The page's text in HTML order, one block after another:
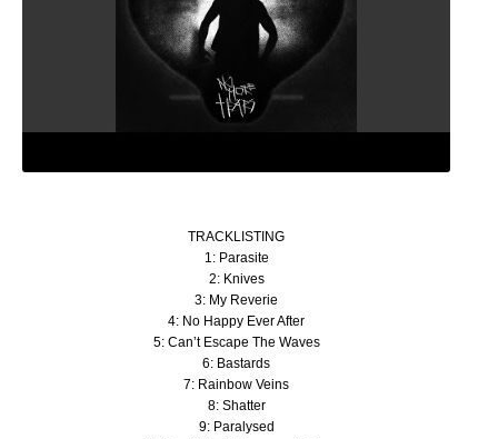
TRACKLISTING
1: Parasite
2: Knives
3: My Reverie
4: No Happy Ever After
5: Can’t Escape The Waves
6: Bastards
7: Rainbow Veins
8: Shatter
9: Paralysed